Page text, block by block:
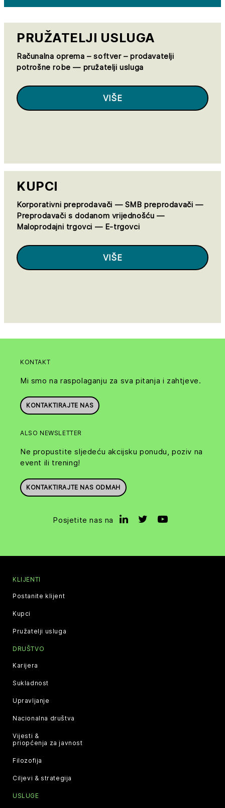
PRUŽATELJI USLUGA
Računalna oprema – softver – prodavatelji
potrošne robe — pružatelji usluga
VIŠE
KUPCI
Korporativni preprodavači — SMB preprodavači —
Preprodavači s dodanom vrijednošću —
Maloprodajni trgovci — E-trgovci
VIŠE
KONTAKT
Mi smo na raspolaganju za sva pitanja i zahtjeve.
KONTAKTIRAJTE NAS
ALSO NEWSLETTER
Ne propustite sljedeću akcijsku ponudu, poziv na
event ili trening!
KONTAKTIRAJTE NAS ODMAH
Posjetite nas na
KLIJENTI
Postanite klijent
Kupci
Pružatelji usluga
DRUŠTVO
Karijera
Sukladnost
Upravljanje
Nacionalna društva
Vijesti &
priopćenja za javnost
Filozofija
Ciljevi & strategija
USLUGE